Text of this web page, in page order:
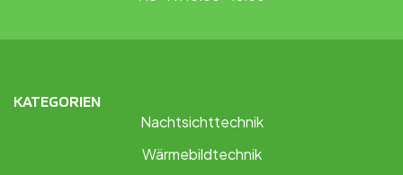
KATEGORIEN
Nachtsichttechnik
Wärmebildtechnik